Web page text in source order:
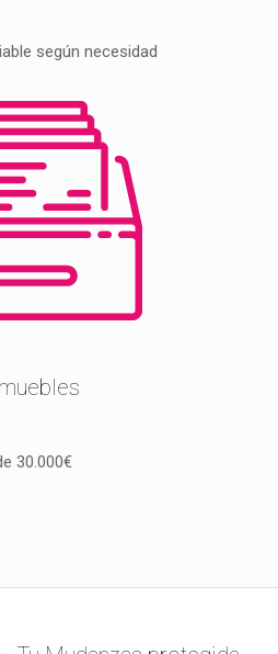
según necesidad
30.000€